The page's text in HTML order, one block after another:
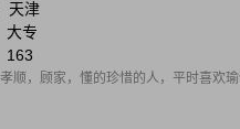
天津
大专
163
顺，顾家，懂的珍惜的人，平时喜欢